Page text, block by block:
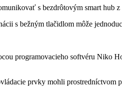
s bezdrôtovým smart hub
s bežným tlačidlom môže
programovacieho softvéru Niko
prvky mohli prostredníctvom